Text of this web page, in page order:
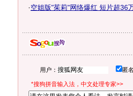
·空姐版"茱莉"网络爆红 短片超36
用户： 匿
*搜狗拼音输入法，中文处理专家>>